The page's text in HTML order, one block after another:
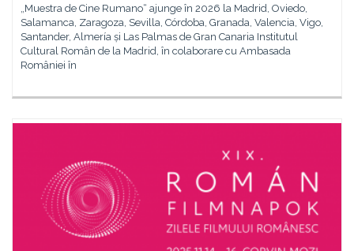
„Muestra de Cine Rumano“ ajunge în 2026 la Madrid, Oviedo,
Salamanca, Zaragoza, Sevilla, Córdoba, Granada, Valencia, Vigo,
Santander, Almería și Las Palmas de Gran Canaria Institutul
Cultural Român de la Madrid, în colaborare cu Ambasada
României în